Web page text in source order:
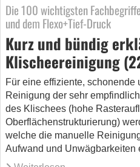
Die 100 wichtigsten
und dem Flexo+Tief-Druck
Kurz und bündig
Klischeereinigung
Für eine effiziente, schonende
Reinigung der sehr
des Klischees (hohe
Oberflächenstrukturierung)
welche die manuelle
Aufwand und Unwägbarkeiten